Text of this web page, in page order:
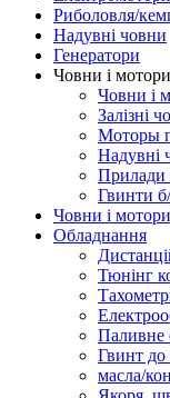
Риболовля/
Надувні човни
Генератори
Човни і
Човни і
Залізні
Моторы
Надувні
Прилади
Гвинти
Човни і
Обладнання
Тюнінг
Паливне
Гвинт до
масла/